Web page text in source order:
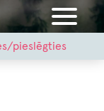
pieslēgties